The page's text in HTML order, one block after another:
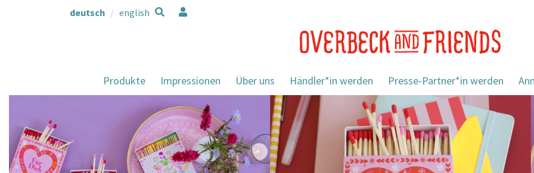
deutsch english
Produkte Impressionen Über uns Händler*in werden Presse-Partner*in werden